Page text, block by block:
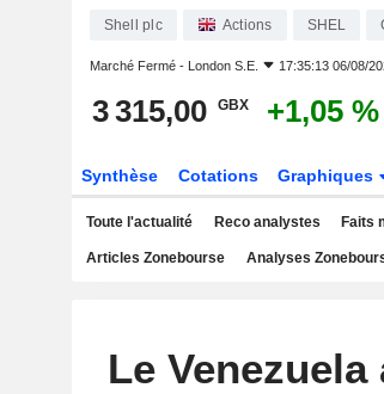
Shell plc Actions SHEL
Marché Fermé - London S.E. 17:35:13 06/08/
3 315,00 GBX +1,05 %
Synthèse Cotations Graphiques
Toute l'actualité Reco analystes Faits
Articles Zonebourse Analyses
Le